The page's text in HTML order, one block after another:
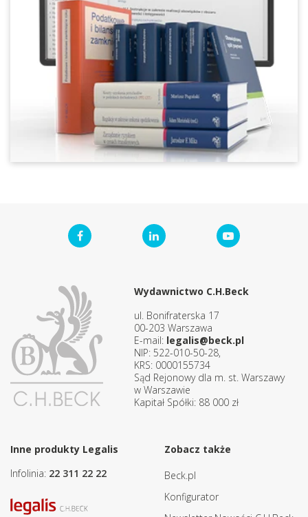
Wydawnictwo C.H.Beck
ul. Bonifraterska 17
00-203 Warszawa
E-mail: legalis@beck.pl
NIP: 522-010-50-28,
KRS: 0000155734
Sąd Rejonowy dla m. st. Warszawy
w Warszawie
Kapitał Spółki: 88 000 zł
Inne produkty Legalis
Infolinia: 22 311 22 22
Zobacz także
Beck.pl
Konfigurator